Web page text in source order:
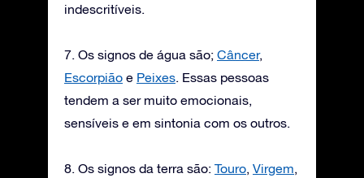
indescritíveis.
7. Os signos de água são; Câncer,
Escorpião e Peixes. Essas pessoas
tendem a ser muito emocionais,
sensíveis e em sintonia com os outros.
8. Os signos da terra são: Touro, Virgem,